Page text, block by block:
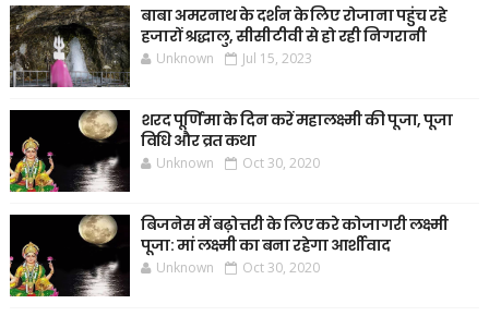
बाबा अमरनाथ के दर्शन के लिए रोजाना पहुंच रहे
हजारों श्रद्धालु, सीसीटीवी से हो रही निगरानी
Unknown Jul 15, 2023
शरद पूर्णिमा के दिन करें महालक्ष्मी की पूजा, पूजा
विधि और व्रत कथा
Unknown Oct 30, 2020
बिजनेस में बढ़ोत्तरी के लिए करे कोजागरी लक्ष्मी
पूजा: मां लक्ष्मी का बना रहेगा आर्शीवाद
Unknown Oct 30, 2020